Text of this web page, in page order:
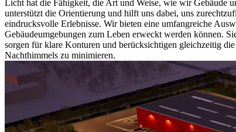
Licht hat die Fähigkeit, die Art und Weise, wie wir Gebäude
unterstützt die Orientierung und hilft uns dabei, uns
eindrucksvolle Erlebnisse. Wir bieten eine umfangreiche
Gebäudeumgebungen zum Leben erweckt werden können.
sorgen für klare Konturen und berücksichtigen gleichzeitig
Nachthimmels zu minimieren.